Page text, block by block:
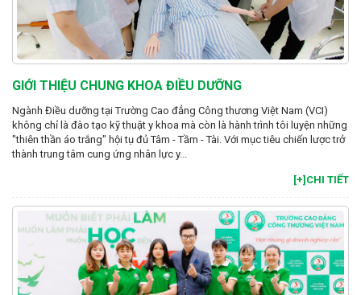
GIỚI THIỆU CHUNG KHOA ĐIỀU DƯỠNG
Ngành Điều dưỡng tại Trường Cao đẳng Công thương Việt Nam (VCI)
không chỉ là đào tạo kỹ thuật y khoa mà còn là hành trình tôi luyện những
"thiên thần áo trắng" hội tụ đủ Tâm - Tầm - Tài. Với mục tiêu chiến lược trở
thành trung tâm cung ứng nhân lực y...
[+]CHI TIẾT